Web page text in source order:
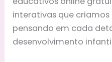
interativas que
pensando em cada
desenvolvimento